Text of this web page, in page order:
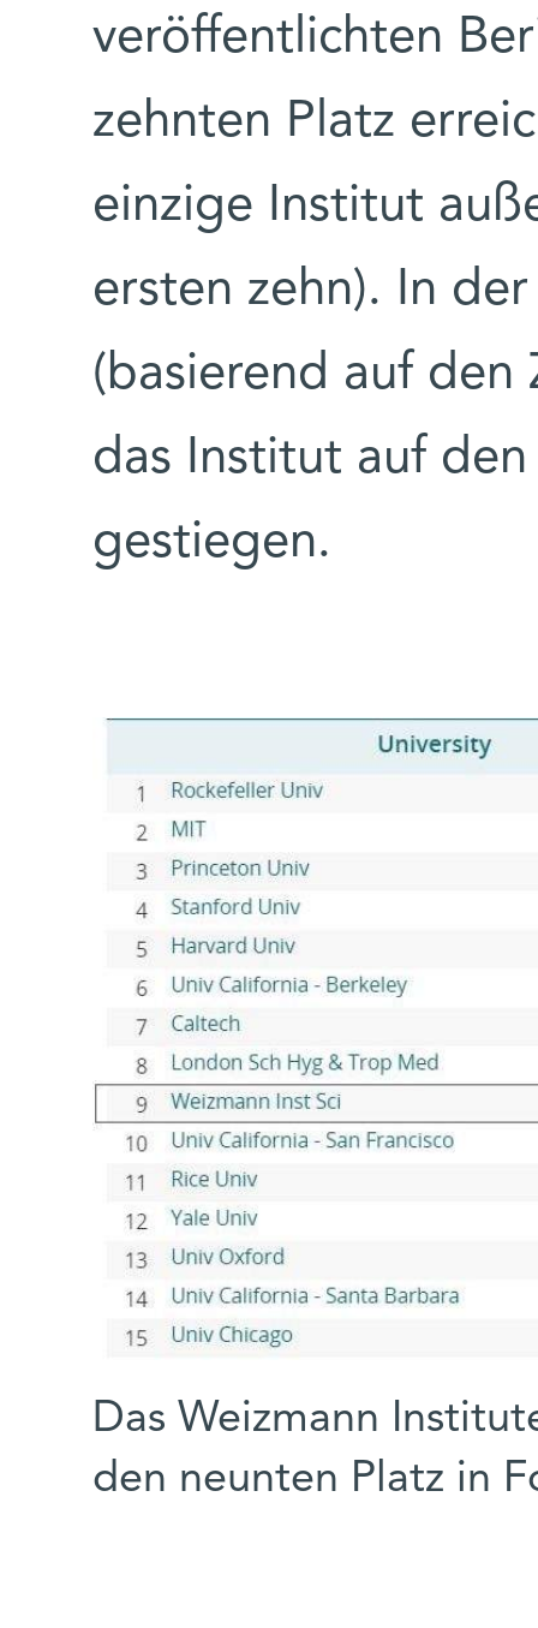
veröffentlichten
zehnten Platz
einzige Institut
ersten zehn). In
(basierend auf den
das Institut auf
gestiegen.
Das Weizmann
den neunten Platz in